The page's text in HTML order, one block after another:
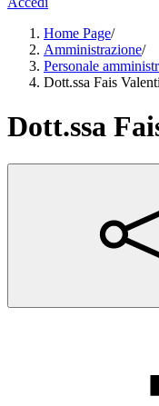
Home Page/
Amministrazione/
Personale
Dott.ssa Fais
Dott.ssa